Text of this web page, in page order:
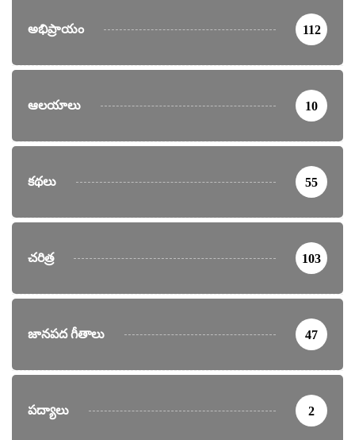
అభిప్రాయం 112
ఆలయాలు 10
కథలు 55
చరిత్ర 103
జానపద గీతాలు 47
పద్యాలు 2